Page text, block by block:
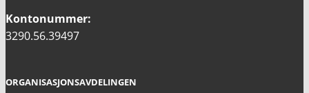
Kontonummer:
3290.56.39497
ORGANISASJONSAVDELINGEN